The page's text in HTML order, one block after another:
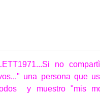
no
una persona que
y muestro "mis